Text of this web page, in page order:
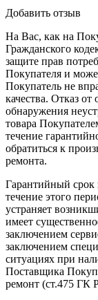
Добавить отзыв
На Вас, как на
Гражданского
защите прав
Покупателя и
Покупатель не
качества. Отказ
обнаружения
товара
течение
обратиться к
ремонта.
Гарантийный срок
течение этого
устраняет
имеет
заключением
заключением
ситуациях при
Поставщика
ремонт (ст.475 ГК